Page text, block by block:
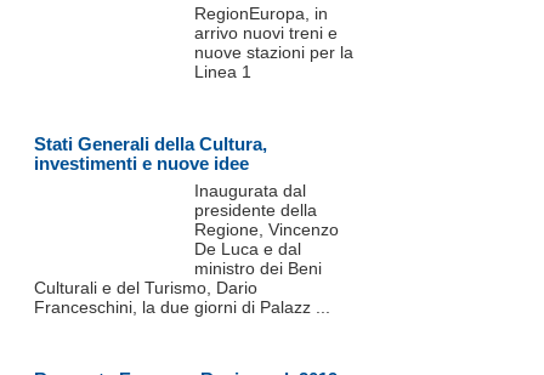
RegionEuropa, in
arrivo nuovi treni e
nuove stazioni per la
Linea 1
Stati Generali della Cultura,
investimenti e nuove idee
Inaugurata dal
presidente della
Regione, Vincenzo
De Luca e dal
ministro dei Beni
Culturali e del Turismo, Dario
Franceschini, la due giorni di Palazz ...